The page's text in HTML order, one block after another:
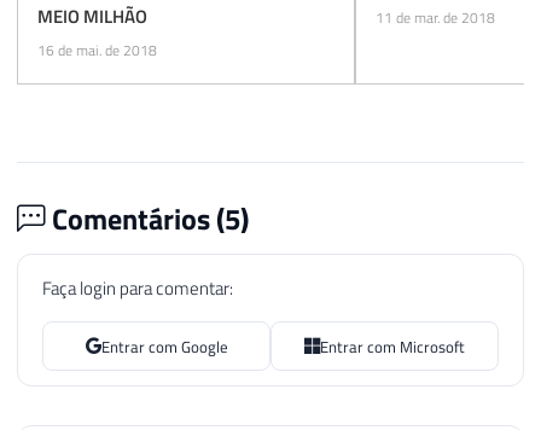
MEIO MILHÃO
16 de mai. de 2018
11 de mar. de 2018
Comentários (5)
Faça login para comentar:
Entrar com Google Entrar com Microsoft